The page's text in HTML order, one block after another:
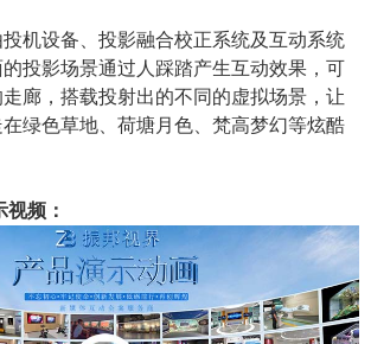
机设备、投影融合校正系统及互动系统
投影场景通过人踩踏产生互动效果，可
廊，搭载投射出的不同的虚拟场景，让
在绿色草地、荷塘月色、梵高梦幻等炫酷
频：
AR/VR互动系统
智能互动系统
特殊显示产品
智能中控系统
投影互动系统
产品合集一